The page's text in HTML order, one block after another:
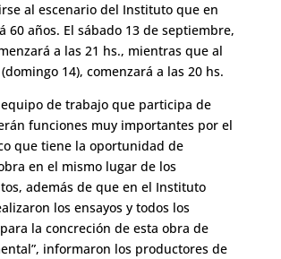
al escenario del Instituto que en
60 años. El sábado 13 de septiembre,
a las 21 hs., mientras que al
14), comenzará a las 20 hs.
equipo de trabajo que participa de
funciones muy importantes por el
que tiene la oportunidad de
en el mismo lugar de los
además de que en el Instituto
los ensayos y todos los
la concreción de esta obra de
informaron los productores de